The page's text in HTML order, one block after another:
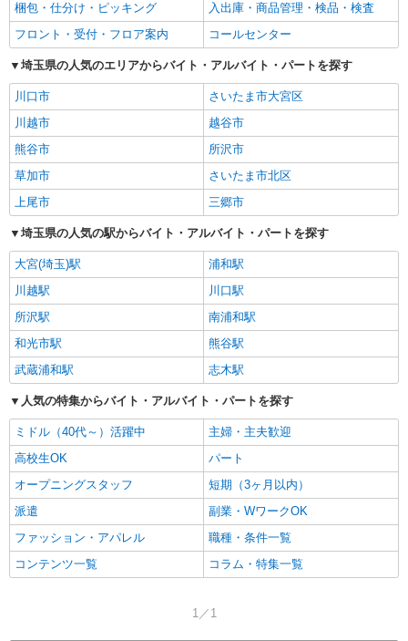
梱包・仕分け・ピッキング
入出庫・商品管理・検品・検査
フロント・受付・フロア案内
コールセンター
埼玉県の人気のエリアからバイト・アルバイト・パートを探す
川口市
さいたま市大宮区
川越市
越谷市
熊谷市
所沢市
草加市
さいたま市北区
上尾市
三郷市
埼玉県の人気の駅からバイト・アルバイト・パートを探す
大宮(埼玉)駅
浦和駅
川越駅
川口駅
所沢駅
南浦和駅
和光市駅
熊谷駅
武蔵浦和駅
志木駅
人気の特集からバイト・アルバイト・パートを探す
ミドル（40代～）活躍中
主婦・主夫歓迎
高校生OK
パート
オープニングスタッフ
短期（3ヶ月以内）
派遣
副業・WワークOK
ファッション・アパレル
職種・条件一覧
コンテンツ一覧
コラム・特集一覧
1／1